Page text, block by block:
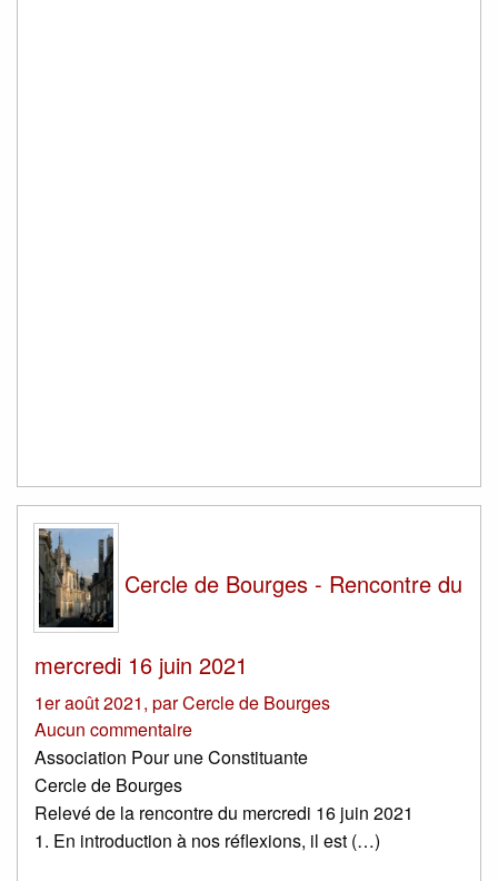
Cercle de Bourges - Rencontre du
mercredi 16 juin 2021
1er août 2021, parCercle de Bourges
Aucun commentaire
Association Pour une Constituante
Cercle de Bourges
Relevé de la rencontre du mercredi 16 juin 2021
1. En introduction à nos réflexions, il est (…)